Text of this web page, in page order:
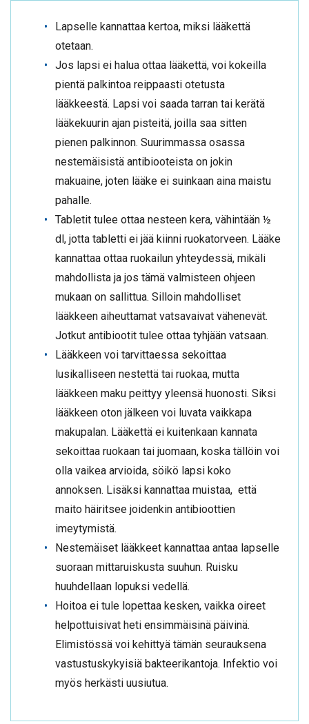
Lapselle kannattaa kertoa, miksi lääkettä
otetaan.
Jos lapsi ei halua ottaa lääkettä, voi kokeilla
pientä palkintoa reippaasti otetusta
lääkkeestä. Lapsi voi saada tarran tai kerätä
lääkekuurin ajan pisteitä, joilla saa sitten
pienen palkinnon. Suurimmassa osassa
nestemäisistä antibiooteista on jokin
makuaine, joten lääke ei suinkaan aina maistu
pahalle.
Tabletit tulee ottaa nesteen kera, vähintään ½
dl, jotta tabletti ei jää kiinni ruokatorveen. Lääke
kannattaa ottaa ruokailun yhteydessä, mikäli
mahdollista ja jos tämä valmisteen ohjeen
mukaan on sallittua. Silloin mahdolliset
lääkkeen aiheuttamat vatsavaivat vähenevät.
Jotkut antibiootit tulee ottaa tyhjään vatsaan.
Lääkkeen voi tarvittaessa sekoittaa
lusikalliseen nestettä tai ruokaa, mutta
lääkkeen maku peittyy yleensä huonosti. Siksi
lääkkeen oton jälkeen voi luvata vaikkapa
makupalan. Lääkettä ei kuitenkaan kannata
sekoittaa ruokaan tai juomaan, koska tällöin voi
olla vaikea arvioida, söikö lapsi koko
annoksen. Lisäksi kannattaa muistaa, että
maito häiritsee joidenkin antibioottien
imeytymistä.
Nestemäiset lääkkeet kannattaa antaa lapselle
suoraan mittaruiskusta suuhun. Ruisku
huuhdellaan lopuksi vedellä.
Hoitoa ei tule lopettaa kesken, vaikka oireet
helpottuisivat heti ensimmäisinä päivinä.
Elimistössä voi kehittyä tämän seurauksena
vastustuskykyisiä bakteerikantoja. Infektio voi
myös herkästi uusiutua.